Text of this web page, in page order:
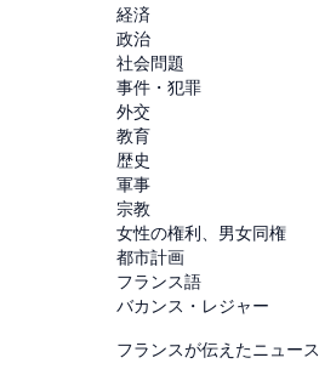
経済
政治
社会問題
事件・犯罪
外交
教育
歴史
軍事
宗教
女性の権利、男女同権
都市計画
フランス語
バカンス・レジャー
フランスが伝えたニュース